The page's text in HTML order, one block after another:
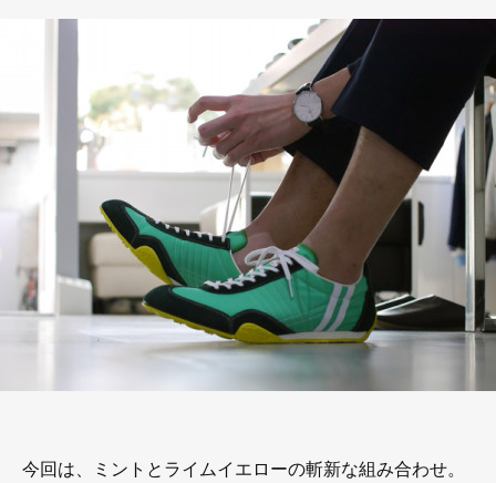
今回は、ミントとライムイエローの斬新な組み合わせ。